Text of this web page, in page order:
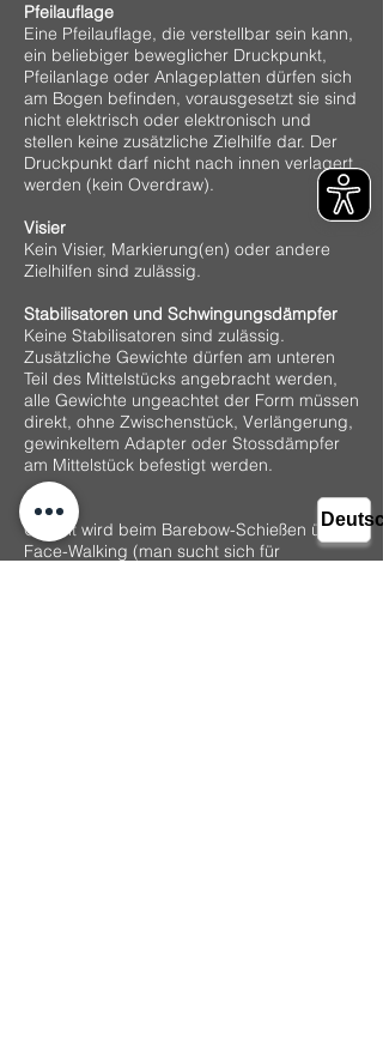
Pfeilauflage
Eine Pfeilauflage, die verstellbar sein kann,
ein beliebiger beweglicher Druckpunkt,
Pfeilanlage oder Anlageplatten dürfen sich
am Bogen befinden, vorausgesetzt sie sind
nicht elektrisch oder elektronisch und
stellen keine zusätzliche Zielhilfe dar. Der
Druckpunkt darf nicht nach innen verlagert
werden (kein Overdraw).
Visier
Kein Visier, Markierung(en) oder andere
Zielhilfen sind zulässig.
Stabilisatoren und Schwingungsdämpfer
Keine Stabilisatoren sind zulässig.
Zusätzliche Gewichte dürfen am unteren
Teil des Mittelstücks angebracht werden,
alle Gewichte ungeachtet der Form müssen
direkt, ohne Zwischenstück, Verlängerung,
gewinkeltem Adapter oder Stossdämpfer
am Mittelstück befestigt werden.
Gezielt wird beim Barebow-Schießen über
Face-Walking (man sucht sich für